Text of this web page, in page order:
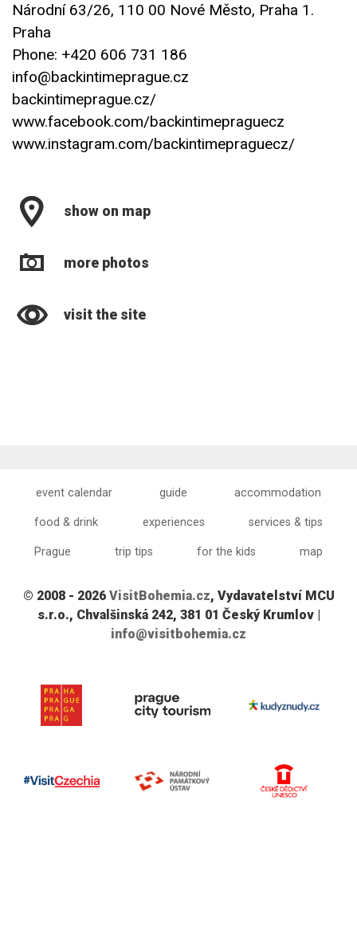
Národní 63/26, 110 00 Nové Město, Praha 1.
Praha
Phone: +420 606 731 186
info@backintimeprague.cz
backintimeprague.cz/
www.facebook.com/backintimepraguecz
www.instagram.com/backintimepraguecz/
show on map
more photos
visit the site
event calendar guide accommodation
food & drink experiences services & tips
Prague trip tips for the kids map
© 2008 - 2026 VisitBohemia.cz, Vydavatelství MCU
s.r.o., Chvalšinská 242, 381 01 Český Krumlov |
info@visitbohemia.cz